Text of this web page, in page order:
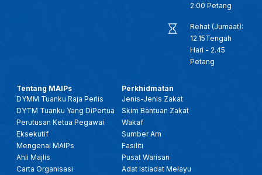
2.00 Petang
Rehat (Jumaat):
12.15Tengah
Hari - 2.45
Petang
Tentang MAIPs
DYMM Tuanku Raja Perlis
DYTM Tuanku Yang DiPertua
Perutusan Ketua Pegawai
Eksekutif
Mengenai MAIPs
Ahli Majlis
Carta Organisasi
Perkhidmatan
Jenis-Jenis Zakat
Skim Bantuan Zakat
Wakaf
Sumber Am
Fasiliti
Pusat Warisan
Adat Istiadat Melayu